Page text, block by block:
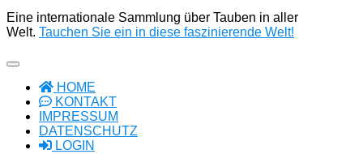
Eine internationale Sammlung über Tauben in aller
Welt. Tauchen Sie ein in diese faszinierende Welt!
HOME
KONTAKT
IMPRESSUM
DATENSCHUTZ
LOGIN